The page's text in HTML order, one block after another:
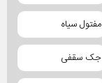
مفتول سیاه
جک سقفی